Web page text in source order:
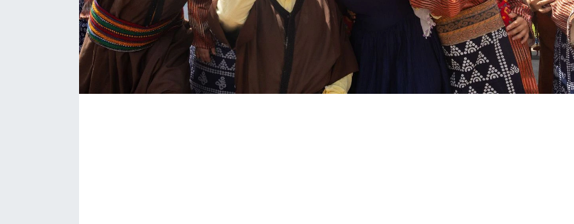
Kültür ve Sanat
Sivil Toplum